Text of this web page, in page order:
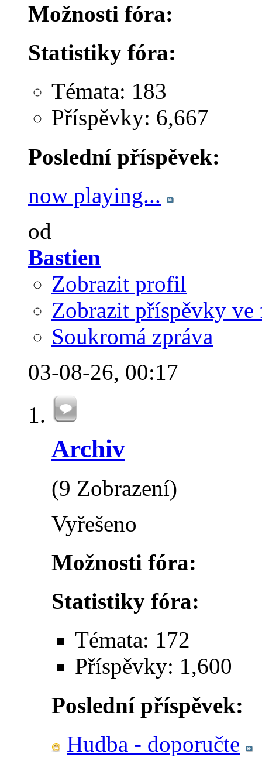
Možnosti fóra:
Statistiky fóra:
Témata: 183
Příspěvky: 6,667
Poslední příspěvek:
now playing...
od
Bastien
Zobrazit profil
Zobrazit příspěvky ve
Soukromá zpráva
03-08-26, 00:17
Archiv
(9 Zobrazení)
Vyřešeno
Možnosti fóra:
Statistiky fóra:
Témata: 172
Příspěvky: 1,600
Poslední příspěvek:
Hudba - doporučte